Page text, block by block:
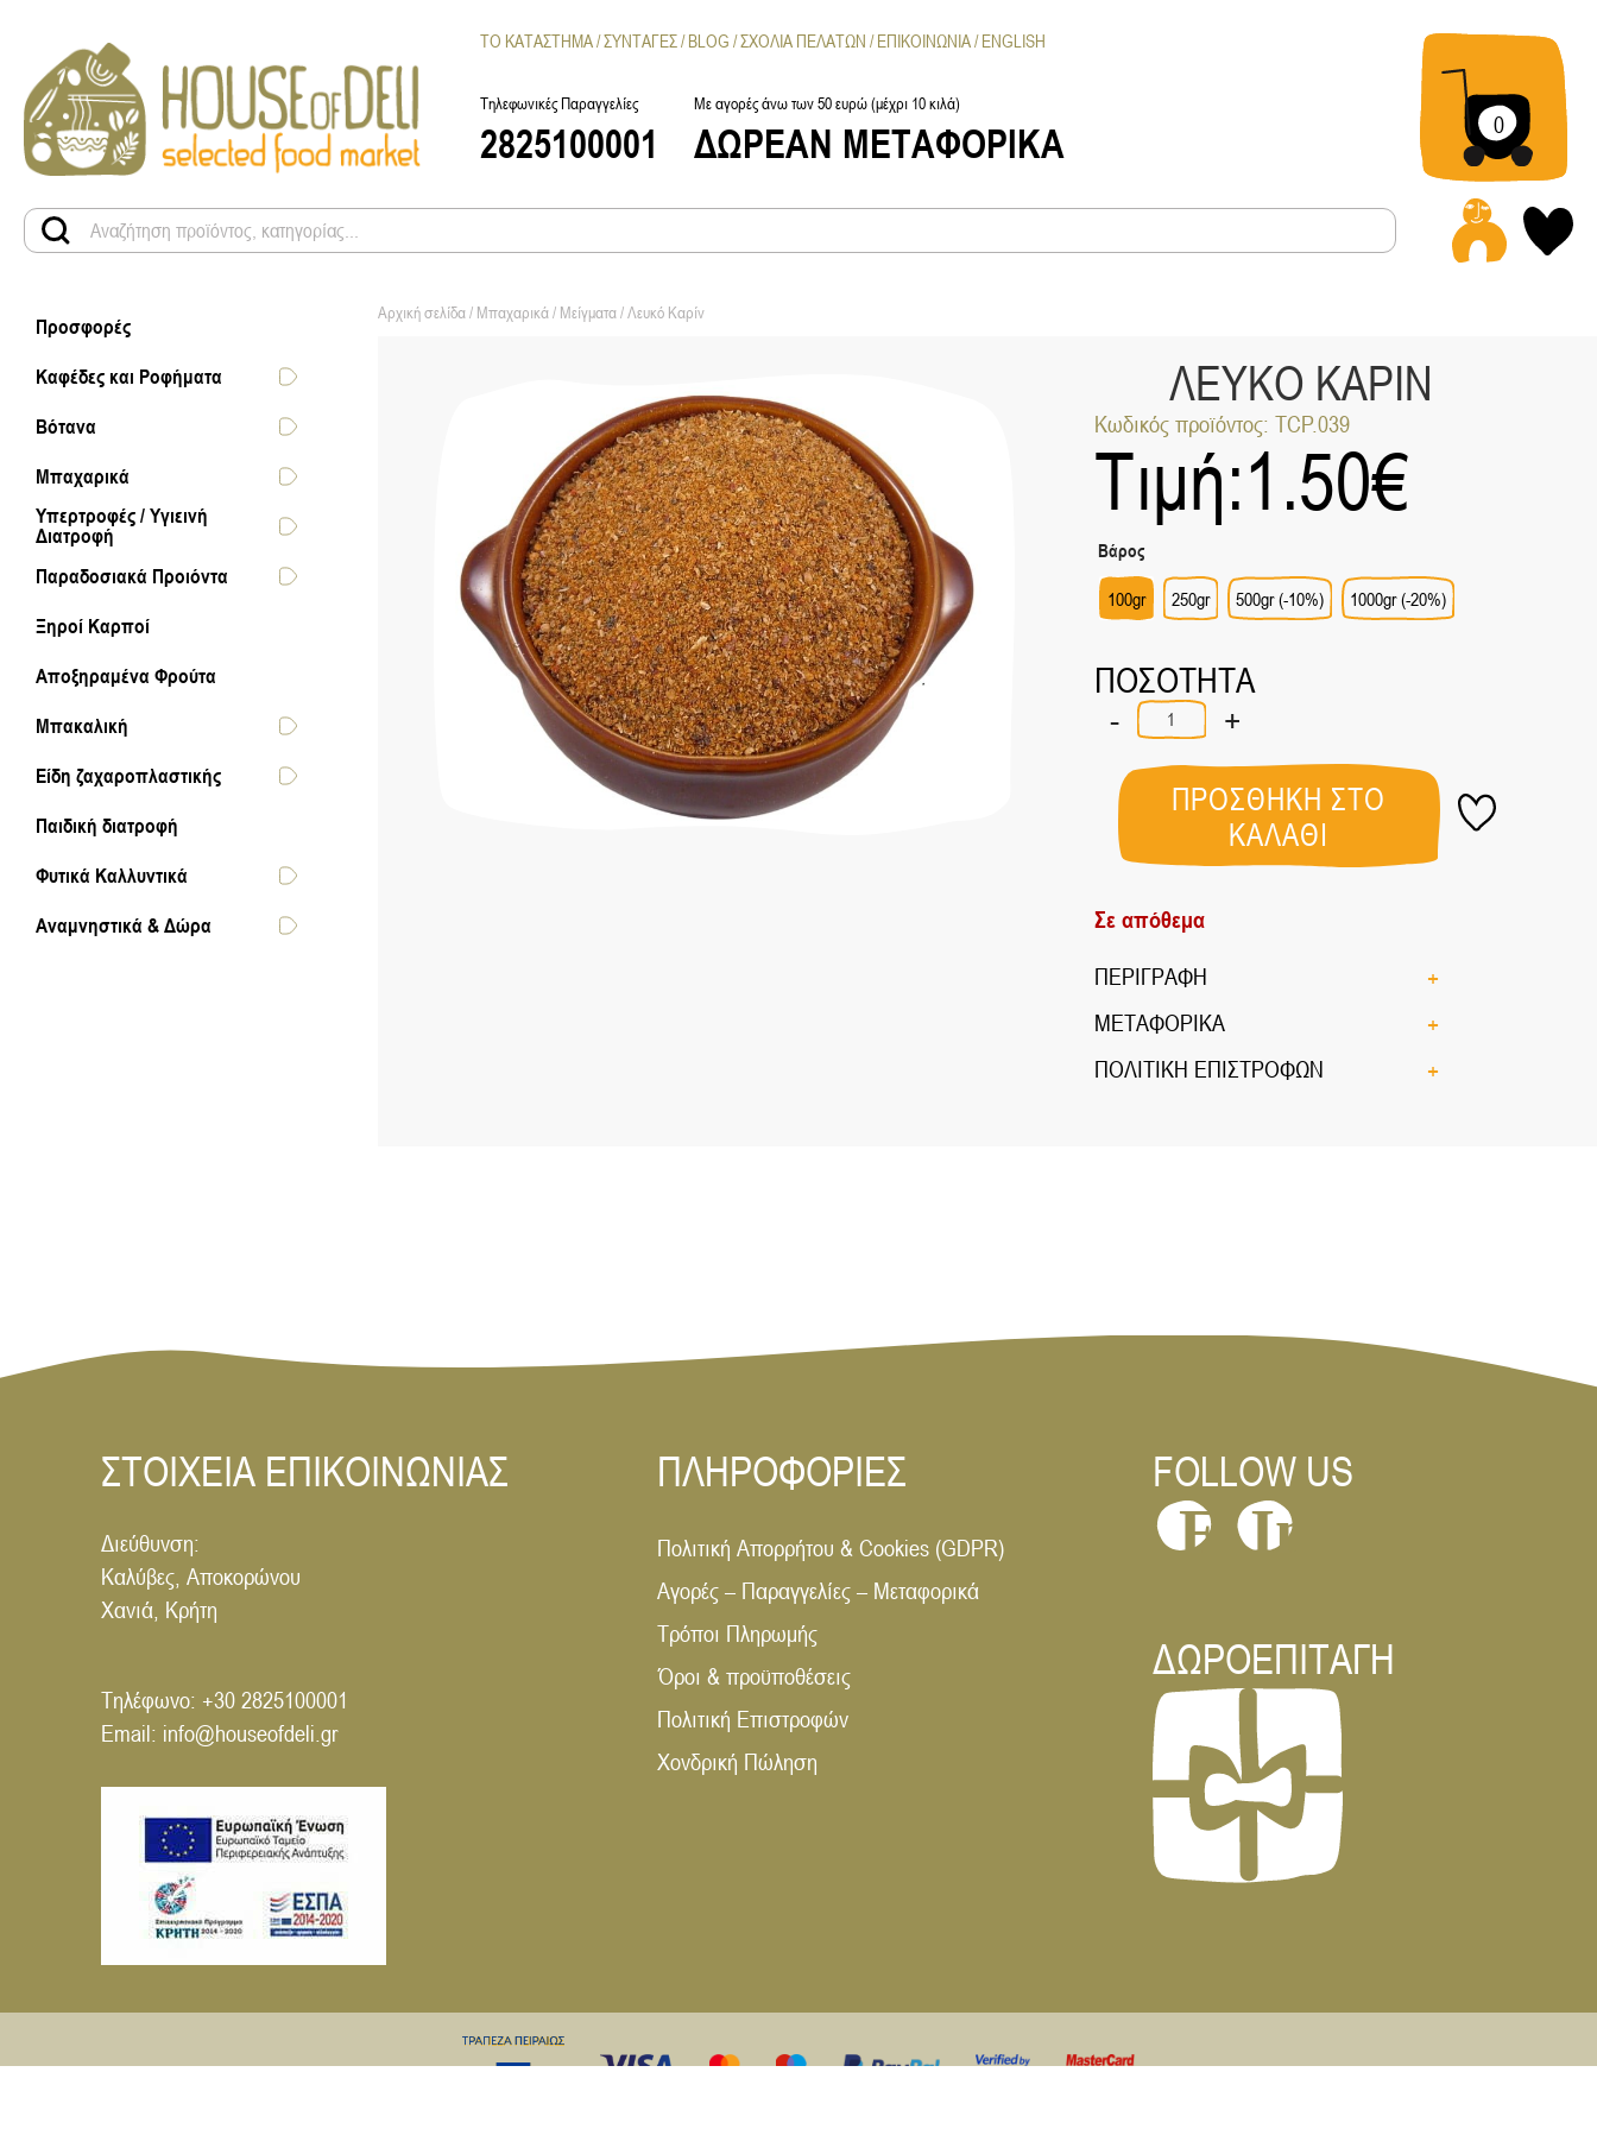
Τηλεφωνικές Παραγγελίες
2825100001
Με αγορές άνω των 50 ευρώ (μέχρι 10 κιλά)
ΔΩΡΕΑΝ ΜΕΤΑΦΟΡΙΚΑ
ΤΟ ΚΑΤΑΣΤΗΜΑ ΣΥΝΤΑΓΕΣ BLOG ΣΧΟΛΙΑ ΠΕΛΑΤΩΝ ΕΠΙΚΟΙΝΩΝΙΑ ENGLISH
0
Προσφορές
Καφέδες και Ροφήματα
Βότανα
Μπαχαρικά
Υπερτροφές / Υγιεινή
Διατροφή
Παραδοσιακά Προιόντα
Ξηροί Καρποί
Αποξηραμένα Φρούτα
Μπακαλική
Είδη ζαχαροπλαστικής
Παιδική διατροφή
Φυτικά Καλλυντικά
Αναμνηστικά & Δώρα
Αρχική σελίδα/ Μπαχαρικά/ Μείγματα/ Λευκό Καρίν
ΛΕΥΚΟ ΚΑΡΙΝ
Κωδικός προϊόντος: TCP.039
Τιμή:1.50€
Βάρος
100gr 250gr 500gr (-10%) 1000gr (-20%)
ΠΟΣΟΤΗΤΑ
-
Λευκό
Καρίν
+
ΠΡΟΣΘΗΚΗ ΣΤΟ
ΚΑΛΑΘΙ
Σε απόθεμα
ΠΕΡΙΓΡΑΦΗ
ΜΕΤΑΦΟΡΙΚΑ
ΠΟΛΙΤΙΚΗ ΕΠΙΣΤΡΟΦΩΝ
ΣΤΟΙΧΕΙΑ ΕΠΙΚΟΙΝΩΝΙΑΣ
Διεύθυνση:
Καλύβες, Αποκορώνου
Χανιά, Κρήτη
Τηλέφωνο: +30 2825100001
Email: info@houseofdeli.gr
ΠΛΗΡΟΦΟΡΙΕΣ
Πολιτική Απορρήτου & Cookies (GDPR)
Αγορές – Παραγγελίες – Μεταφορικά
Τρόποι Πληρωμής
Όροι & προϋποθέσεις
Πολιτική Επιστροφών
Χονδρική Πώληση
FOLLOW US
F In
ΔΩΡΟΕΠΙΤΑΓΗ